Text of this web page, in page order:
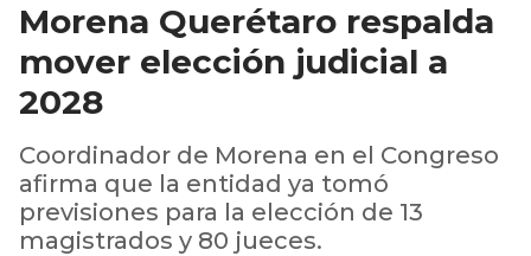
Morena Querétaro respalda
mover elección judicial a
2028
Coordinador de Morena en el Congreso
afirma que la entidad ya tomó
previsiones para la elección de 13
magistrados y 80 jueces.